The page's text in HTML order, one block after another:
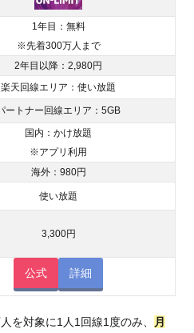
1年目：無料
※先着300万人まで
2年目以降：2,980円
楽天回線エリア：使い放題
ートナー回線エリア：5GB
国内：かけ放題
※アプリ利用
海外：980円
使い放題
3,300円
公式 詳細
を対象に1人1回線1度のみ、
月